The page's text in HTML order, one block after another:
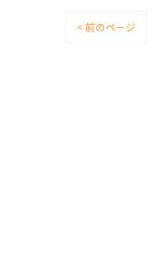
< 前のページ